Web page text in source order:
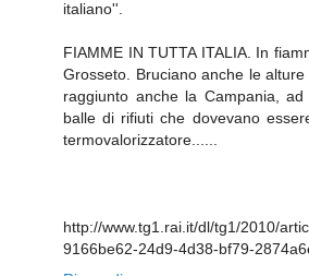
italiano''.
FIAMME IN TUTTA ITALIA. In
Grosseto. Bruciano anche le
raggiunto anche la Campania,
balle di rifiuti che dovevano
termovalorizzatore......
http://www.tg1.rai.it/dl/tg1/2010/
9166be62-24d9-4d38-bf79-